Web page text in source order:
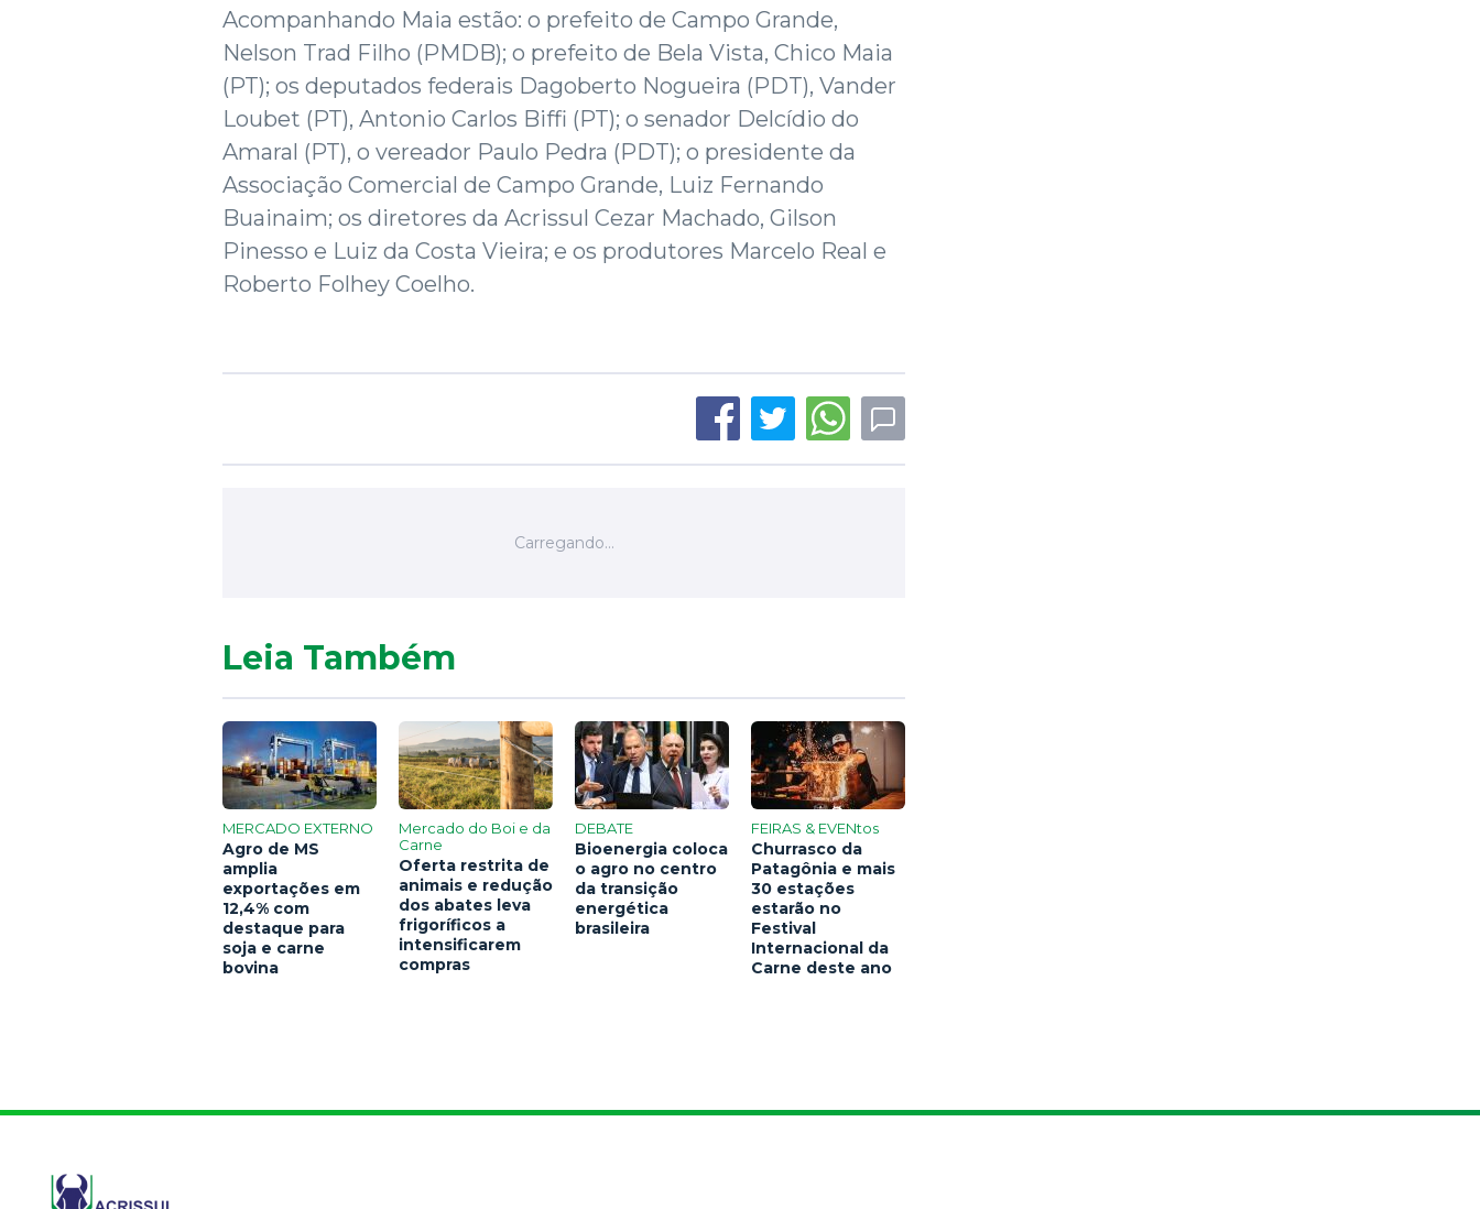
Acompanhando Maia estão: o prefeito de Campo Grande,
Nelson Trad Filho (PMDB); o prefeito de Bela Vista, Chico Maia
(PT); os deputados federais Dagoberto Nogueira (PDT), Vander
Loubet (PT), Antonio Carlos Biffi (PT); o senador Delcídio do
Amaral (PT), o vereador Paulo Pedra (PDT); o presidente da
Associação Comercial de Campo Grande, Luiz Fernando
Buainaim; os diretores da Acrissul Cezar Machado, Gilson
Pinesso e Luiz da Costa Vieira; e os produtores Marcelo Real e
Roberto Folhey Coelho.
Leia Também
MERCADO EXTERNO
Agro de MS
amplia
exportações em
12,4% com
destaque para
soja e carne
bovina
Mercado do Boi e da
Carne
Oferta restrita de
animais e redução
dos abates leva
frigoríficos a
intensificarem
compras
DEBATE
Bioenergia coloca
o agro no centro
da transição
energética
brasileira
FEIRAS & EVENtos
Churrasco da
Patagônia e mais
30 estações
estarão no
Festival
Internacional da
Carne deste ano